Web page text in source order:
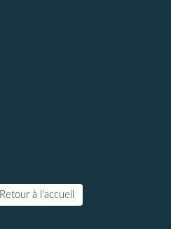
Retour à l'accueil